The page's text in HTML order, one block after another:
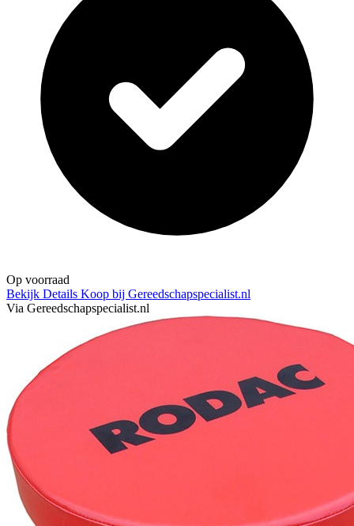
Op voorraad
Bekijk Details Koop bij Gereedschapspecialist.nl
Via Gereedschapspecialist.nl